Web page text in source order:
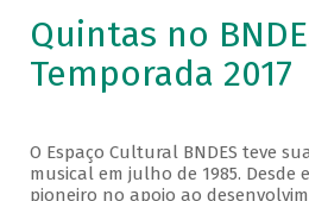
Quintas no
Temporada 2017
O Espaço Cultural BNDES teve
musical em julho de 1985. Desde
pioneiro no apoio ao